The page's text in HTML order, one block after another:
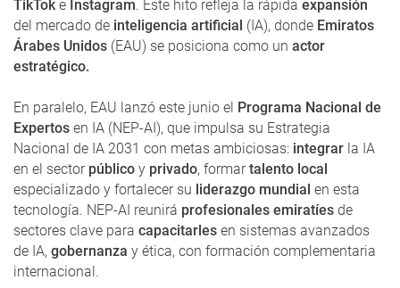
TikTok e Instagram. Este hito refleja la rápida expansión
del mercado de inteligencia artificial (IA), donde Emiratos
Árabes Unidos (EAU) se posiciona como un actor
estratégico.
En paralelo, EAU lanzó este junio el Programa Nacional de
Expertos en IA (NEP-AI), que impulsa su Estrategia
Nacional de IA 2031 con metas ambiciosas: integrar la IA
en el sectorpúblico y privado, formartalento local
especializado y fortalecer su liderazgo mundial en esta
tecnología. NEP-AI reunirá profesionales emiratíes de
sectores clave para capacitarles en sistemas avanzados
de IA, gobernanza y ética, con formación complementaria
internacional.